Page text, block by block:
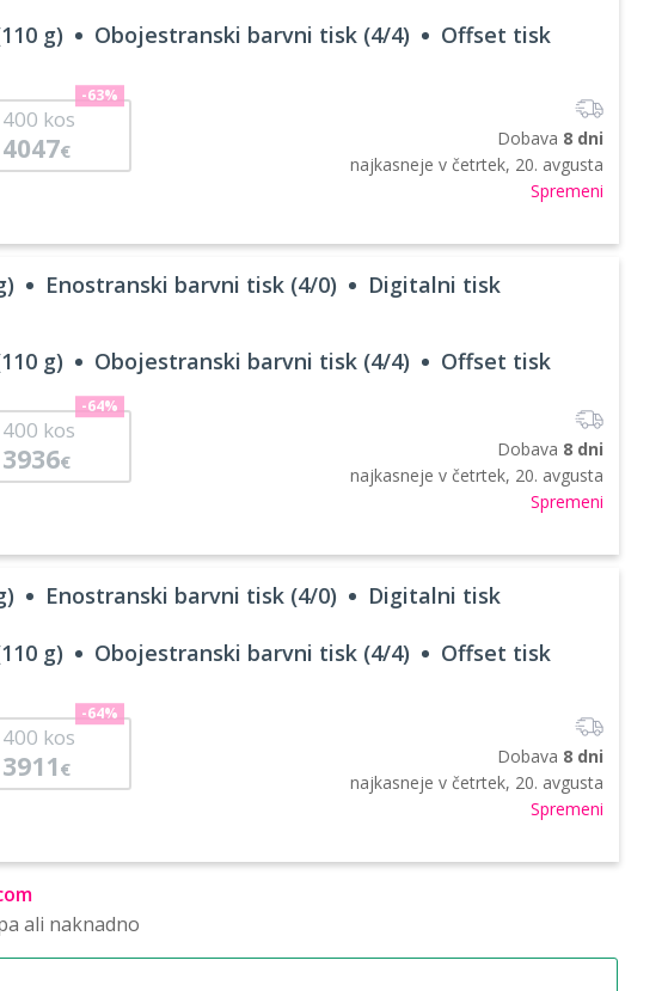
g) Obojestranski barvni tisk (4/4) Offset tisk
400 kos
4047€
-63%
Dobava 8 dni
najkasneje v četrtek, 20. avgusta
Spremeni
Enostranski barvni tisk (4/0) Digitalni tisk
g) Obojestranski barvni tisk (4/4) Offset tisk
400 kos
3936€
-64%
Dobava 8 dni
najkasneje v četrtek, 20. avgusta
Spremeni
Enostranski barvni tisk (4/0) Digitalni tisk
g) Obojestranski barvni tisk (4/4) Offset tisk
400 kos
3911 €
-64%
Dobava 8 dni
najkasneje v četrtek, 20. avgusta
Spremeni
ali naknadno